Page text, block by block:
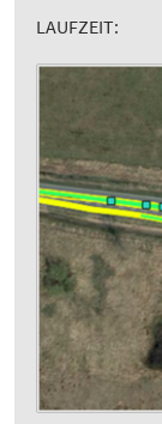
LAUFZEIT: